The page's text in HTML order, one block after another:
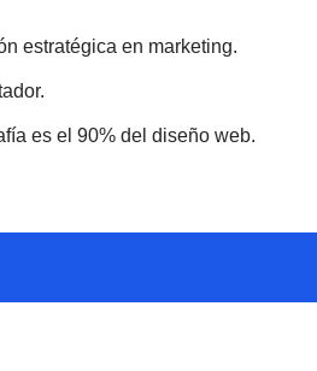
estratégica en marketing.
es el 90% del diseño web.